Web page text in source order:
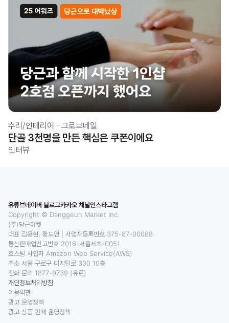
수리/인테리어 · 그로브네일
단골 3천명을 만든 핵심은 쿠폰이에요
인터뷰
유튜브네이버 블로그카카오 채널인스타그램
Copyright © Danggeun Market Inc.
(주)당근마켓
대표 김용현, 황도연
사업자등록번호 375-87-00088
통신판매업신고번호 2016-서울서초-0051
호스팅 사업자 Amazon Web Service(AWS)
주소 서울 구로구 디지털로 300 10층
전화 문의 1877-9739 (유료)
개인정보처리방침
이용약관
광고 운영정책
광고 상품 판매 운영정책